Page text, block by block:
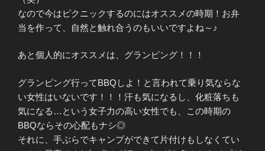
なので今はピクニックするのにはオススメの時期！お弁
当を作って、自然と触れ合うのもいいですよね～♪
あと個人的にオススメは、グランピング！！！
グランピング行ってBBQしよ！と言われて乗り気ならな
い女性はいないです！！！汗も気になるし、化粧落ちも
気になる…という女子力の高い女性でも、この時期の
BBQならその心配もナシ◎
それに、手ぶらでキャンプができて片付けもしなくてい